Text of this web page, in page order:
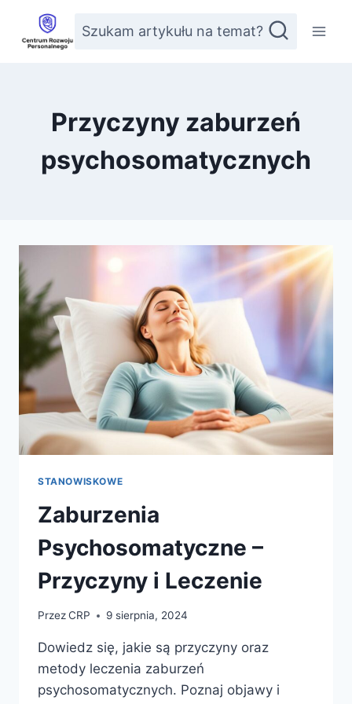
Przejdź
treści
Szukam artykułu na temat?
Przyczyny zaburzeń
psychosomatycznych
STANOWISKOWE
Zaburzenia
Psychosomatyczne –
Przyczyny i Leczenie
PrzezCRP 9 sierpnia, 2024
Dowiedz się, jakie są przyczyny oraz
metody leczenia zaburzeń
psychosomatycznych. Poznaj objawy i